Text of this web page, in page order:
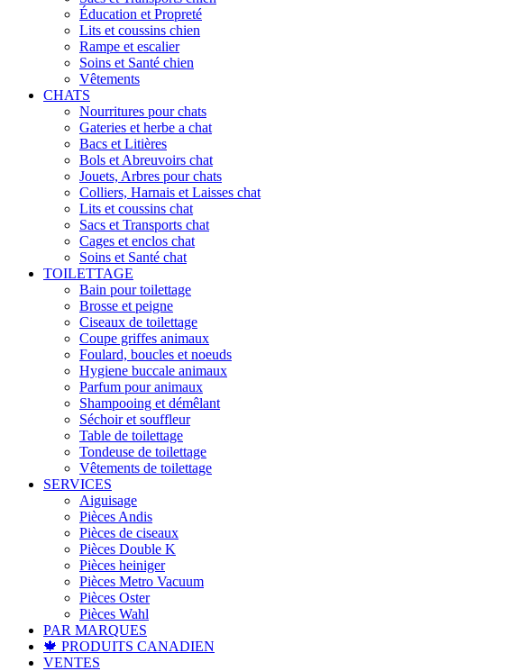
Éducation et Propreté
Lits et coussins chien
Rampe et escalier
Soins et Santé chien
Vêtements
CHATS
Nourritures pour chats
Gateries et herbe a chat
Bacs et Litières
Bols et Abreuvoirs chat
Jouets, Arbres pour chats
Colliers, Harnais et Laisses chat
Lits et coussins chat
Sacs et Transports chat
Cages et enclos chat
Soins et Santé chat
TOILETTAGE
Bain pour toilettage
Brosse et peigne
Ciseaux de toilettage
Coupe griffes animaux
Foulard, boucles et noeuds
Hygiene buccale animaux
Parfum pour animaux
Shampooing et démêlant
Séchoir et souffleur
Table de toilettage
Tondeuse de toilettage
Vêtements de toilettage
SERVICES
Aiguisage
Pièces Andis
Pièces de ciseaux
Pièces Double K
Pièces heiniger
Pièces Metro Vacuum
Pièces Oster
Pièces Wahl
PAR MARQUES
🍁 PRODUITS CANADIEN
VENTES